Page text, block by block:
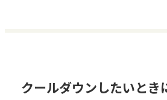
クールダウンしたいとき